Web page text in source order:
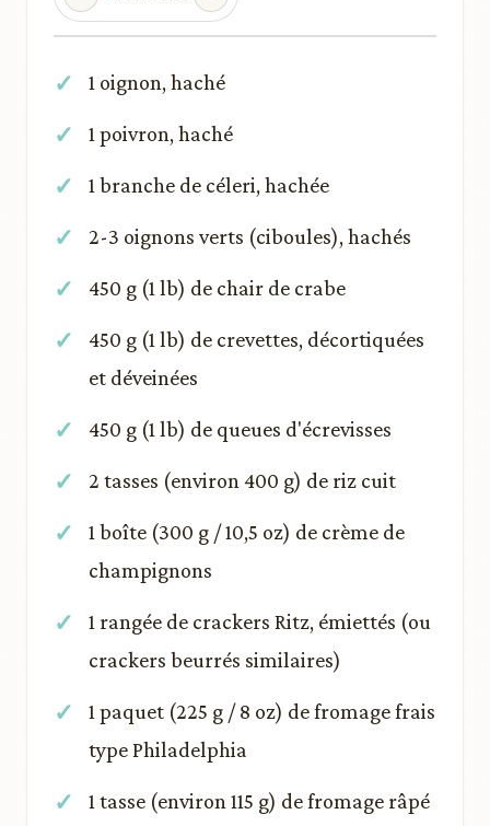
1 oignon, haché
1 poivron, haché
1 branche de céleri, hachée
2-3 oignons verts (ciboules), hachés
450 g (1 lb) de chair de crabe
450 g (1 lb) de crevettes, décortiquées
et déveinées
450 g (1 lb) de queues d'écrevisses
2 tasses (environ 400 g) de riz cuit
1 boîte (300 g / 10,5 oz) de crème de
champignons
1 rangée de crackers Ritz, émiettés (ou
crackers beurrés similaires)
1 paquet (225 g / 8 oz) de fromage frais
type Philadelphia
1 tasse (environ 115 g) de fromage râpé